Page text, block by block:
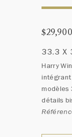
$29,900
33.3 X
Harry
intégrant
modèles
détails